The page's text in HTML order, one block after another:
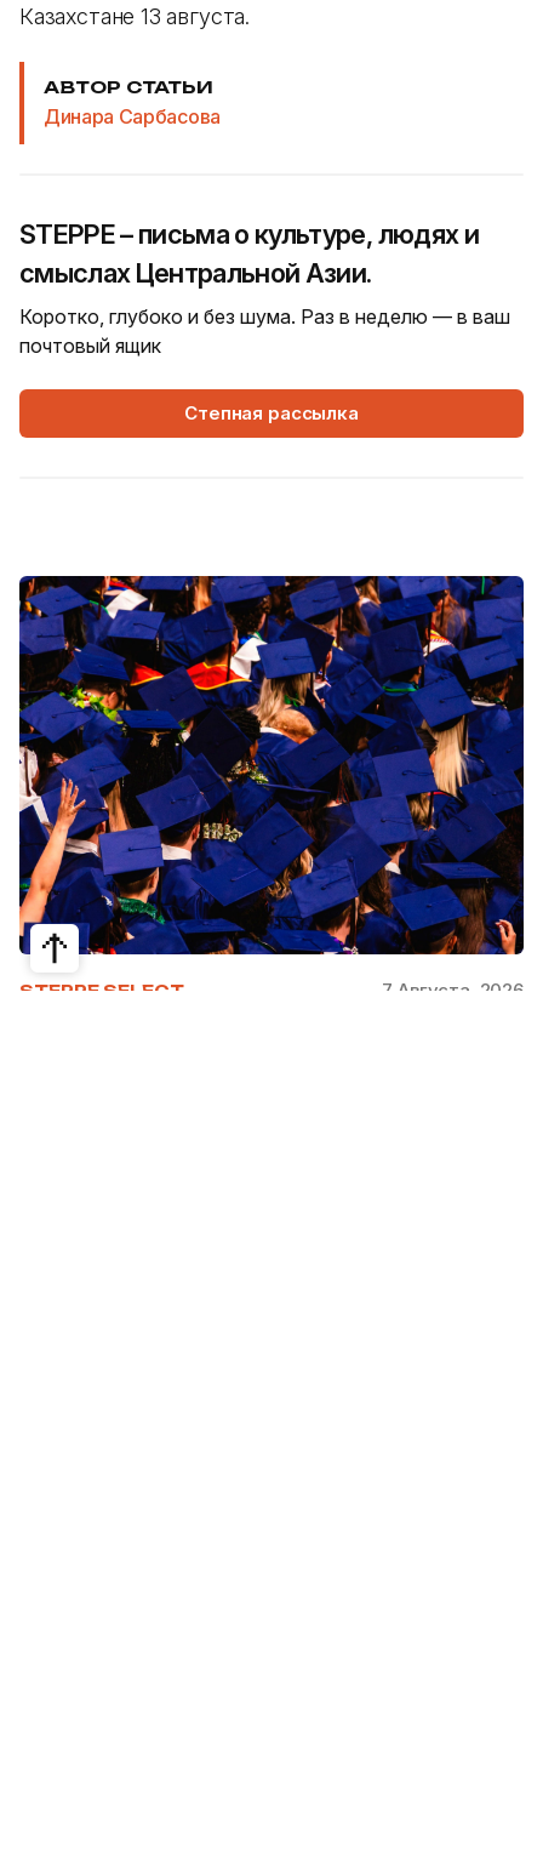
Казахстане 13 августа.
АВТОР СТАТЬИ
Динара Сарбасова
STEPPE – письма о культуре, людях и
смыслах Центральной Азии.
Коротко, глубоко и без шума. Раз в неделю — в ваш
почтовый ящик
Степная рассылка
STEPPE SELECT 7 Августа, 2026